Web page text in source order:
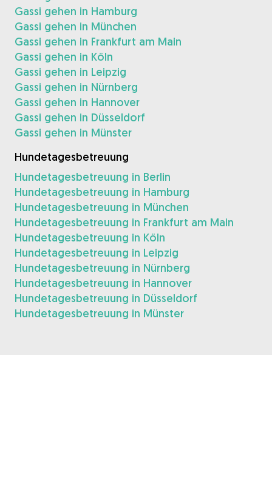
Gassi gehen in Hamburg
Gassi gehen in München
Gassi gehen in Frankfurt am Main
Gassi gehen in Köln
Gassi gehen in Leipzig
Gassi gehen in Nürnberg
Gassi gehen in Hannover
Gassi gehen in Düsseldorf
Gassi gehen in Münster
Hundetagesbetreuung
Hundetagesbetreuung in Berlin
Hundetagesbetreuung in Hamburg
Hundetagesbetreuung in München
Hundetagesbetreuung in Frankfurt am Main
Hundetagesbetreuung in Köln
Hundetagesbetreuung in Leipzig
Hundetagesbetreuung in Nürnberg
Hundetagesbetreuung in Hannover
Hundetagesbetreuung in Düsseldorf
Hundetagesbetreuung in Münster